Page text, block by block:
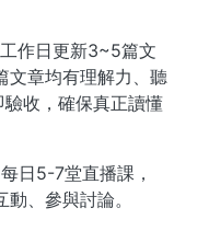
作日更新3~5篇文
文章均有理解力、聽
收，確保真正讀懂
日5-7堂直播課，
、參與討論。